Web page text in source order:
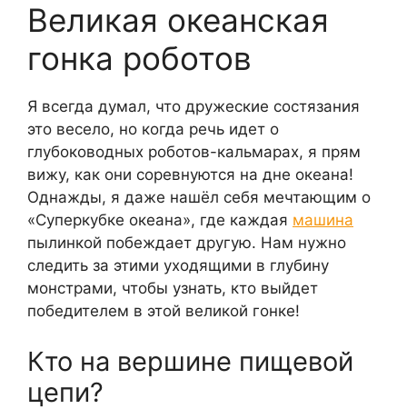
Великая океанская
гонка роботов
Я всегда думал, что дружеские состязания
это весело, но когда речь идет о
глубоководных роботов-кальмарах, я прям
вижу, как они соревнуются на дне океана!
Однажды, я даже нашёл себя мечтающим о
«Суперкубке океана», где каждая машина
пылинкой побеждает другую. Нам нужно
следить за этими уходящими в глубину
монстрами, чтобы узнать, кто выйдет
победителем в этой великой гонке!
Кто на вершине пищевой
цепи?